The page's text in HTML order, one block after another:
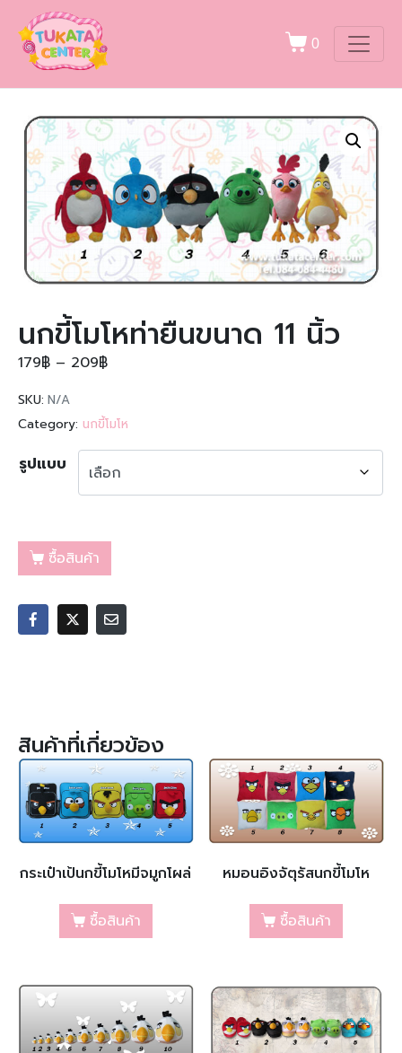
0
นกขี้โมโหท่ายืนขนาด 11 นิ้ว
179฿ – 209฿
SKU: N/A
Category: นกขี้โมโห
รูปแบบ
ซื้อสินค้า
สินค้าที่เกี่ยวข้อง
กระเป๋าเป้นกขี้โมโหมีจมูกโผล่
ซื้อสินค้า
หมอนอิงจัตุรัสนกขี้โมโห
ซื้อสินค้า